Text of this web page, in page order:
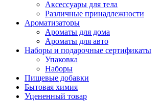
Аксессуары для тела
Различные принадлежности
Ароматизаторы
Ароматы для дома
Ароматы для авто
Наборы и подарочные сертификаты
Упаковка
Наборы
Пищевые добавки
Бытовая химия
Уцененный товар